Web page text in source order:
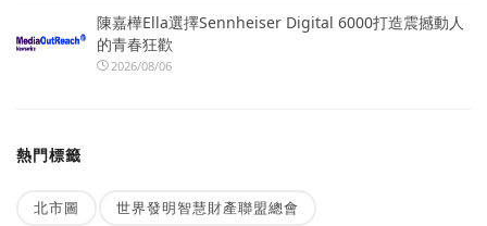
陳嘉樺Ella選擇Sennheiser Digital 6000打造震撼動人
的青春狂歡
2026/08/06
熱門標籤
北市圖 世界發明智慧財產聯盟總會